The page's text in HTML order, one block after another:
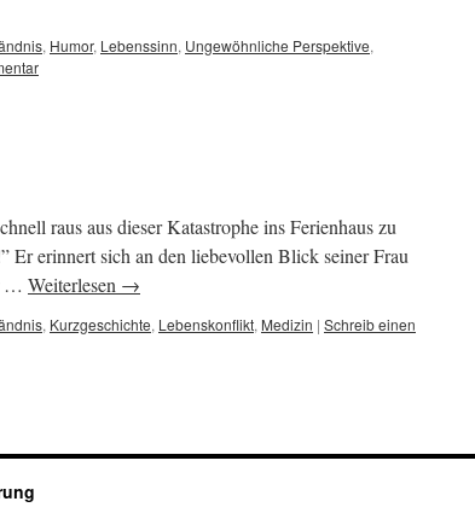
, Humor, Lebenssinn, Ungewöhnliche Perspektive,
raus aus dieser Katastrophe ins Ferienhaus zu
Er erinnert sich an den liebevollen Blick seiner Frau
… Weiterlesen →
, Kurzgeschichte, Lebenskonflikt, Medizin | Schreib einen